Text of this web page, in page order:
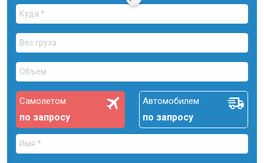
Самолетом
по запросу
Автомобилем
по запросу